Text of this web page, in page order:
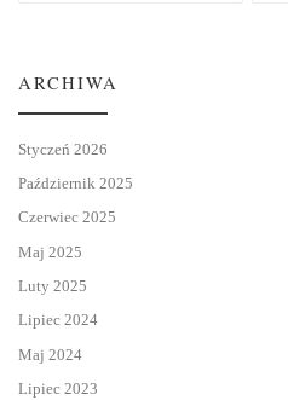
ARCHIWA
Styczeń 2026
Październik 2025
Czerwiec 2025
Maj 2025
Luty 2025
Lipiec 2024
Maj 2024
Lipiec 2023